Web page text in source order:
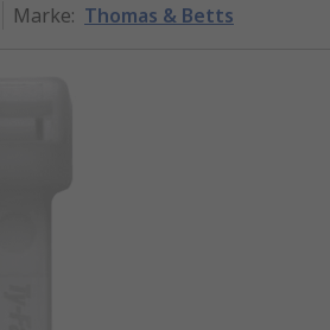
Marke: Thomas & Betts